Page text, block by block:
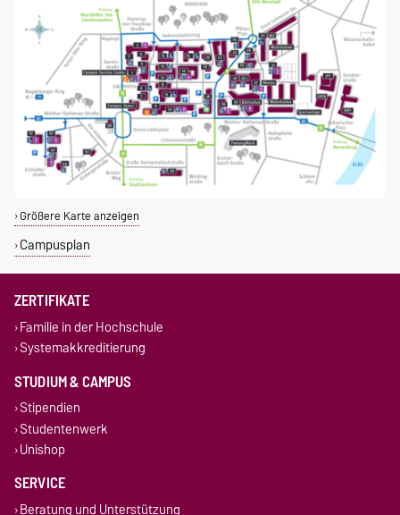
Größere Karte anzeigen
Campusplan
ZERTIFIKATE
Familie in der Hochschule
Systemakkreditierung
STUDIUM & CAMPUS
Stipendien
Studentenwerk
Unishop
SERVICE
Beratung und Unterstützung